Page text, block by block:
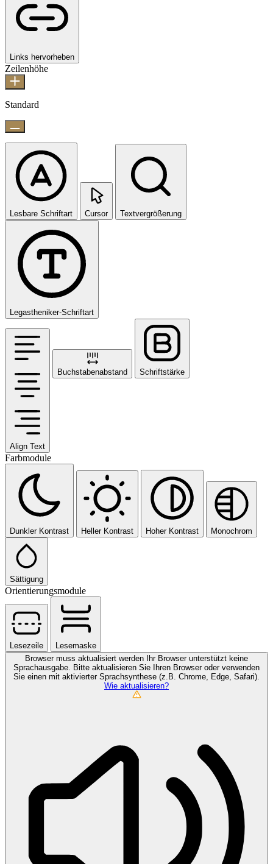
Links hervorheben
Zeilenhöhe
Standard
Lesbare Schriftart Cursor Textvergrößerung
Legastheniker-Schriftart
Align Text
Buchstabenabstand Schriftstärke
Farbmodule
Dunkler Kontrast Heller Kontrast Hoher Kontrast Monochrom
Sättigung
Orientierungsmodule
Lesezeile
Lesemaske
Browser muss aktualisiert werden
Ihr Browser unterstützt keine
Sprachausgabe. Bitte aktualisieren Sie Ihren Browser oder verwenden
Sie einen mit aktivierter Sprachsynthese (z.B. Chrome, Edge, Safari).
Wie aktualisieren?